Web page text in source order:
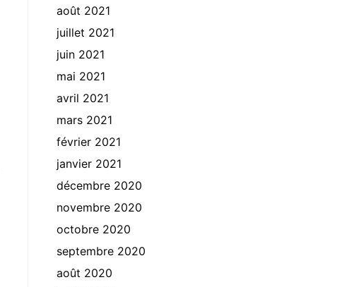
août 2021
juillet 2021
juin 2021
mai 2021
avril 2021
mars 2021
février 2021
janvier 2021
décembre 2020
novembre 2020
octobre 2020
septembre 2020
août 2020